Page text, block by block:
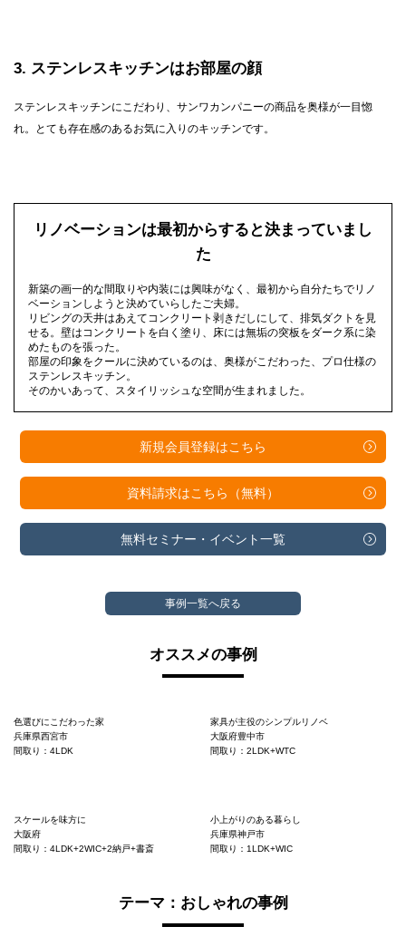
3 ステンレスキッチンはお部屋の顔
ステンレスキッチンにこだわり、サンワカンパニーの商品を奥様が一目惚
れ。とても存在感のあるお気に入りのキッチンです。
リノベーションは最初からすると決まっていまし
た
新築の画一的な間取りや内装には興味がなく、最初から自分たちでリノ
ベーションしようと決めていらしたご夫婦。
リビングの天井はあえてコンクリート剥きだしにして、排気ダクトを見
せる。壁はコンクリートを白く塗り、床には無垢の突板をダーク系に染
めたものを張った。
部屋の印象をクールに決めているのは、奥様がこだわった、プロ仕様の
ステンレスキッチン。
そのかいあって、スタイリッシュな空間が生まれました。
新規会員登録はこちら
資料請求はこちら（無料）
無料セミナー・ イベント一覧
事例一覧へ戻る
オススメの事例
色選びにこだわった家
兵庫県西宮市
間取り：4LDK
家具が主役のシンプルリノベ
大阪府豊中市
間取り：2LDK+WTC
スケールを味方に
大阪府
間取り：4LDK+2WIC+2納戸+書斎
小上がりのある暮らし
兵庫県神戸市
間取り：1LDK+WIC
テーマ：おしゃれの事例